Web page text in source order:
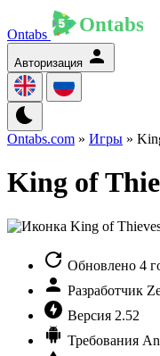
Ontabs
Авторизация
Ontabs.com » Игры »
King of
Обновлено 4
Разработчик
Версия 2.52
Требования